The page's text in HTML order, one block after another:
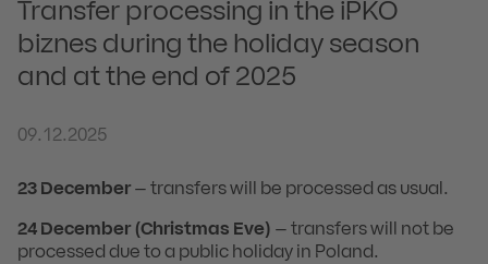
Transfer processing in the iPKO
biznes during the holiday season
and at the end of 2025
09.12.2025
23 December – transfers will be processed as usual.
24 December (Christmas Eve) – transfers will not be
processed due to a public holiday in Poland.